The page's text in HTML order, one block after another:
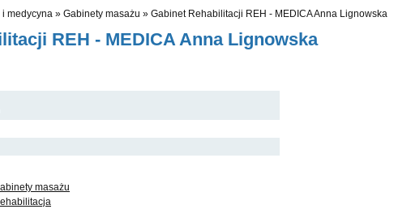
i medycyna » Gabinety masażu » Gabinet Rehabilitacji REH - MEDICA Anna Lignowska
REH - MEDICA Anna Lignowska
masażu